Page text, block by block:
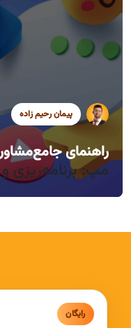
سید محمد موسوی
مدیریت خواب و
پیمان رحیم زاده
راهنمای جامع
مپ: برنامه‌ریزی
سید محمد موسوی
راندمان بالا در
رایگان